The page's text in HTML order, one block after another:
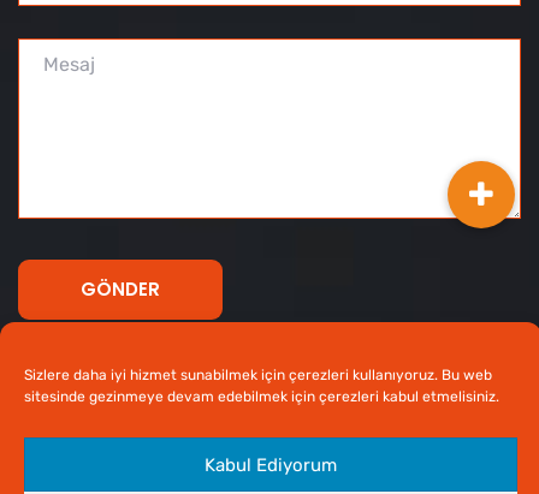
Sizlere daha iyi hizmet sunabilmek için çerezleri kullanıyoruz. Bu web
sitesinde gezinmeye devam edebilmek için çerezleri kabul etmelisiniz.
Kabul Ediyorum
Tüm Hakları Saklıdır © 2020 Prefabrik Beton -